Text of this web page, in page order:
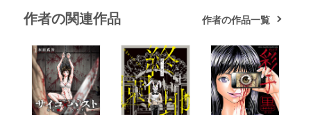
作者の関連作品 作者の作品一覧